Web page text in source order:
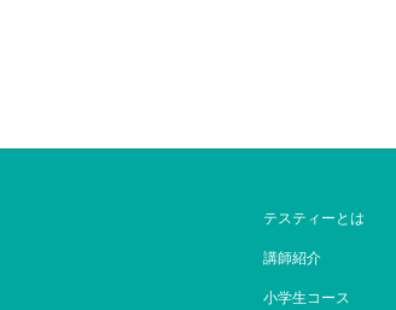
テスティーとは
講師紹介
小学生コース